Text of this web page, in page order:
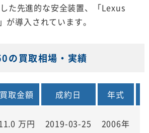
た先進的な安全装置、「Lexus
導入されています。
の買取相場・実績
買取金額 成約日 年式
万円 2019-03-25 2006年